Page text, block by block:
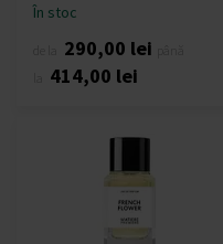
În stoc
290,00 lei
414,00 lei